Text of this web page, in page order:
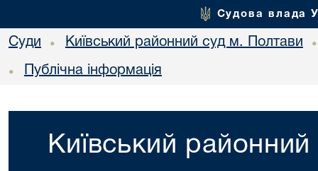
Судова влада
Суди • Київський районний суд м. Полтави •
• Публічна інформація
Київський